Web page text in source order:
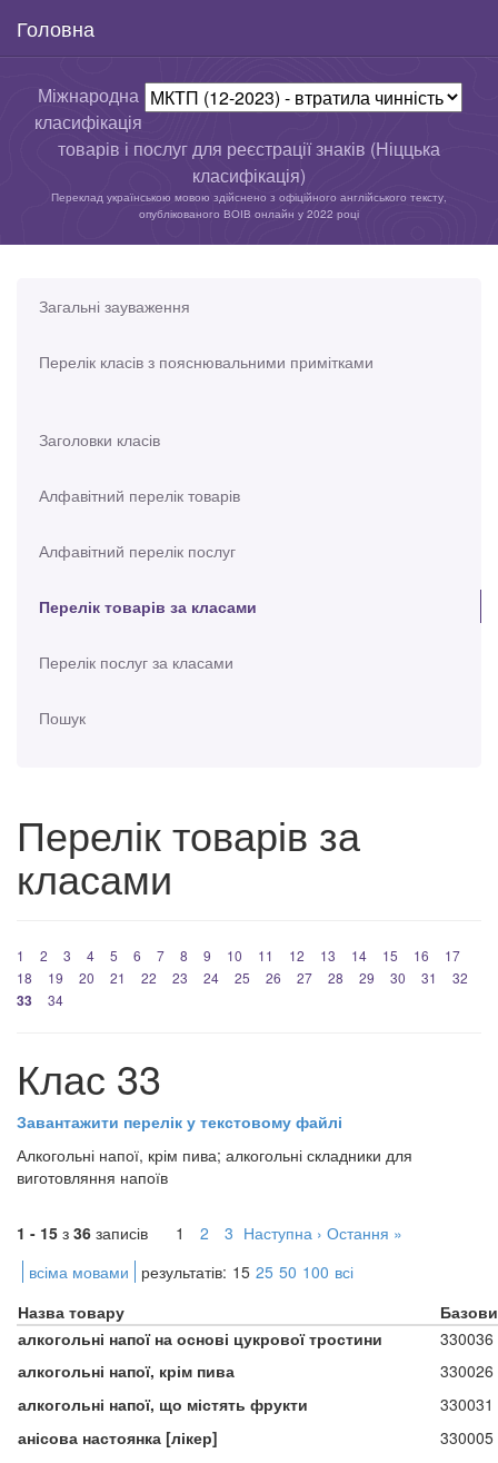
Головна
Міжнародна
класифікація
товарів і послуг для реєстрації знаків (Ніццька
класифікація)
Переклад українською мовою здійснено з офіційного англійського тексту,
опублікованого ВОІВ онлайн у 2022 році
Загальні зауваження
Перелік класів з пояснювальними примітками
Заголовки класів
Алфавітний перелік товарів
Алфавітний перелік послуг
Перелік товарів за класами
Перелік послуг за класами
Пошук
Перелік товарів за
класами
1 2 3 4 5 6 7 8 9 10 11 12 13 14 15 16
17
18
19 20 21 22 23 24 25 26 27 28 29 30 31 32
33 34
Клас 33
Завантажити перелік у текстовому файлі
Алкогольні напої, крім пива; алкогольні складники для
виготовляння напоїв
1 - 15 з 36 записів 1 2 3 Наступна › Остання »
всіма мовами
результатів: 15 25 50 100 всі
Назва товару
алкогольні напої на основі цукрової тростини
330036
алкогольні напої, крім пива
330026
алкогольні напої, що містять фрукти
330031
анісова настоянка [лікер]
330005